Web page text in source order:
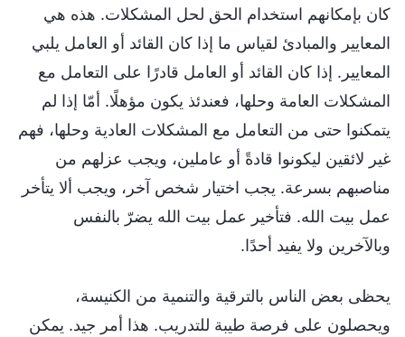
كان بإمكانهم استخدام الحق لحل المشكلات. هذه هي
المعايير والمبادئ لقياس ما إذا كان القائد أو العامل يلبي
المعايير. إذا كان القائد أو العامل قادرًا على التعامل مع
المشكلات العامة وحلها، فعندئذ يكون مؤهلًا. أمّا إذا لم
يتمكنوا حتى من التعامل مع المشكلات العادية وحلها، فهم
غير لائقين ليكونوا قادةً أو عاملين، ويجب عزلهم من
مناصبهم بسرعة. يجب اختيار شخص آخر، ويجب ألا يتأخر
عمل بيت الله. فتأخير عمل بيت الله يضرّ بالنفس
وبالآخرين ولا يفيد أحدًا.
يحظى بعض الناس بالترقية والتنمية من الكنيسة،
ويحصلون على فرصة طيبة للتدريب. هذا أمر جيد. يمكن